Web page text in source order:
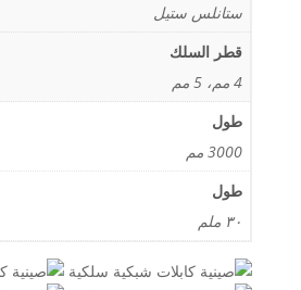
ستانلس ستيل
قطر السلك
4 مم، 5 مم
طول
3000 مم
طول
٣٠ ملم